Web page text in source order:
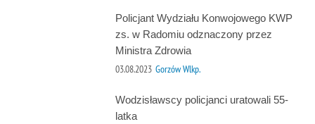
Policjant Wydziału Konwojowego KWP
zs. w Radomiu odznaczony przez
Ministra Zdrowia
03.08.2023 Gorzów Wlkp.
Wodzisławscy policjanci uratowali 55-
latka